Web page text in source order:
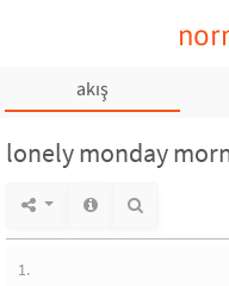
akış
lonely monday
1.